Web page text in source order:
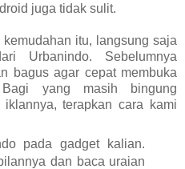
juga tidak sulit.
itu, langsung saja
Urbanindo. Sebelumnya
bagus agar cepat membuka
Bagi yang masih bingung
iklannya, terapkan cara kami
pada gadget kalian.
dan baca uraian